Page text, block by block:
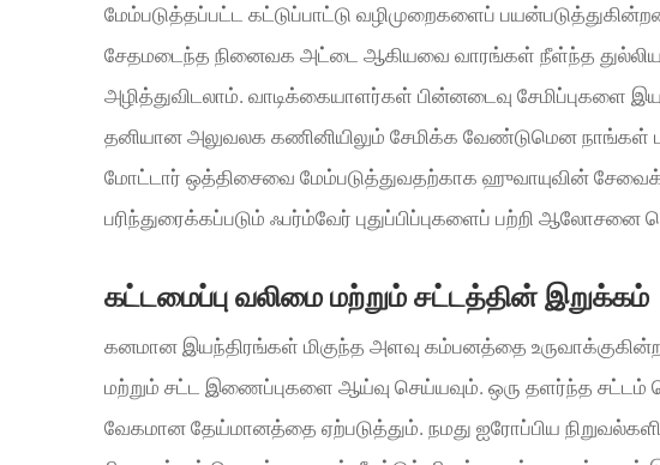
மேம்படுத்தப்பட்ட கட்டுப்பாட்டு வழிமுறைகளைப்
சேதமடைந்த நினைவக அட்டை ஆகியவை வாரங்கள் நீள்ந்த
அழித்துவிடலாம். வாடிக்கையாளர்கள் பின்னடைவு சேமிப்புகளை
தனியான அலுவலக கணினியிலும் சேமிக்க வேண்டுமென நாங்கள்
மோட்டார் ஒத்திசைவை மேம்படுத்துவதற்காக ஹுவாயுவின் சேவைக்
பரிந்துரைக்கப்படும் ஃபர்ம்வேர் புதுப்பிப்புகளைப் பற்றி ஆலோசனை
கட்டமைப்பு வலிமை மற்றும் சட்டத்தின் இறுக்கம்
கனமான இயந்திரங்கள் மிகுந்த அளவு கம்பனத்தை
மற்றும் சட்ட இணைப்புகளை ஆய்வு செய்யவும். ஒரு தளர்ந்த சட்டம்
வேகமான தேய்மானத்தை ஏற்படுத்தும். நமது ஐரோப்பிய